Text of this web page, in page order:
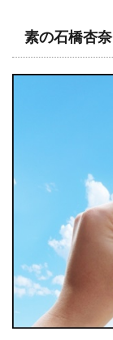
素の石橋杏